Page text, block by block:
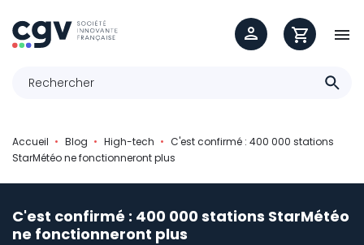

Accueil Blog High-tech
C'est confirmé : 400 000 stations
StarMétéo ne fonctionneront plus
C'est confirmé : 400 000 stations StarMétéo
ne fonctionneront plus